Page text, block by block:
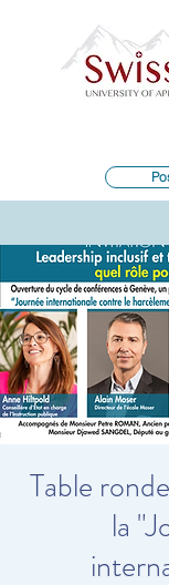
Table
la